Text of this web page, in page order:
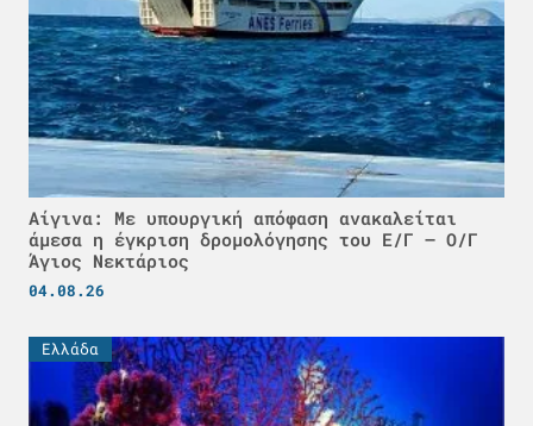
Αίγινα: Με υπουργική απόφαση ανακαλείται
άμεσα η έγκριση δρομολόγησης του Ε/Γ – Ο/Γ
Άγιος Νεκτάριος
04.08.26
Ελλάδα